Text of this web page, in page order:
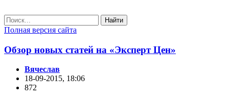
Найти
Полная версия сайта
Обзор новых статей на «Эксперт Цен»
Вячеслав
18-09-2015, 18:06
872